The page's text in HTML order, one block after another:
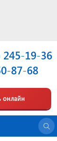
245-19-36
87-68
онлайн